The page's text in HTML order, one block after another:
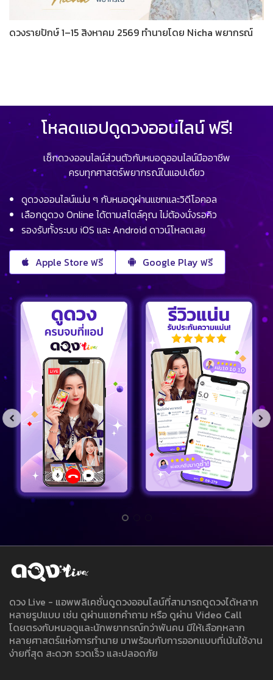
ดวงรายปักษ์ 1–15 สิงหาคม 2569 ทำนายโดย Nicha พยากรณ์
โหลดแอปดูดวงออนไลน์ ฟรี!
เช็กดวงออนไลน์ส่วนตัวกับหมอดูออนไลน์มืออาชีพ
ครบทุกศาสตร์พยากรณ์ในแอปเดียว
ดูดวงออนไลน์แม่น ๆ กับหมอดูผ่านแชทและวิดีโอคอล
เลือกดูดวง Online ได้ตามสไตล์คุณ ไม่ต้องนั่งรอคิว
รองรับทั้งระบบ iOS และ Android ดาวน์โหลดเลย
Apple Store ฟรี Google Play ฟรี
ดวง Live - แอพพลิเคชั่นดูดวงออนไลน์ที่สามารถดูดวงได้หลาก
หลายรูปแบบ เช่น ดูผ่านแชทคำถาม หรือ ดูผ่าน Video Call
โดยตรงกับหมอดูและนักพยากรณ์กว่าพันคน มีให้เลือกหลาก
หลายศาสตร์แห่งการทำนาย มาพร้อมกับการออกแบบที่เน้นใช้งาน
ง่ายที่สุด สะดวก รวดเร็ว และปลอดภัย